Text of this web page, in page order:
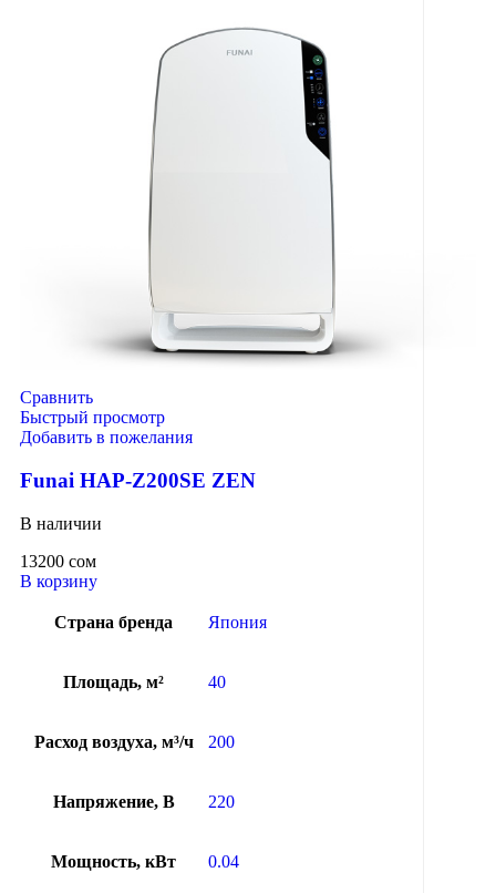
Сравнить
Быстрый просмотр
Добавить в пожелания
Funai HAP-Z200SE ZEN
В наличии
13200 сом
В корзину
Страна бренда Япония
Площадь, м² 40
Расход воздуха, м³/ч 200
Напряжение, В 220
Мощность, кВт 0.04